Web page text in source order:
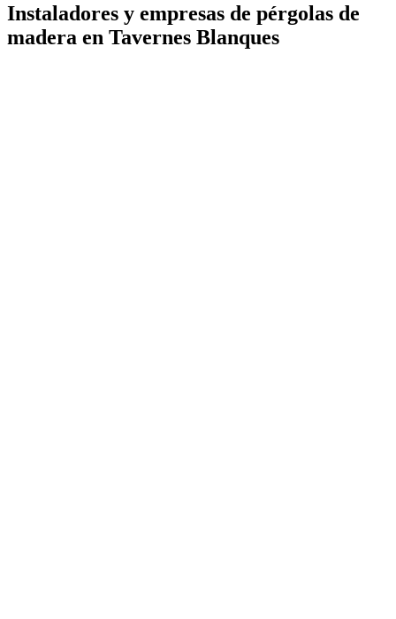
Instaladores y empresas de pérgolas de
madera en Tavernes Blanques